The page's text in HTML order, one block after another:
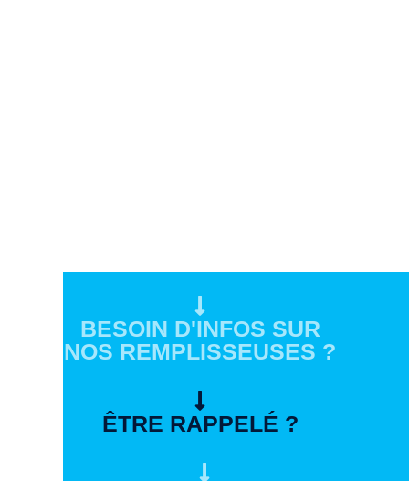
BESOIN D'INFOS SUR
NOS REMPLISSEUSES ?
ÊTRE RAPPELÉ ?